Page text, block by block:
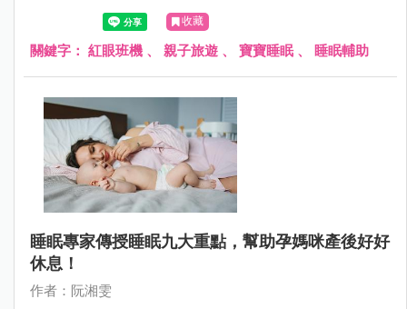
收藏
關鍵字： 紅眼班機 、 親子旅遊 、 寶寶睡眠、 睡眠輔助
睡眠專家傳授睡眠九大重點，幫助孕媽咪產後好好
休息！
作者：阮湘雯